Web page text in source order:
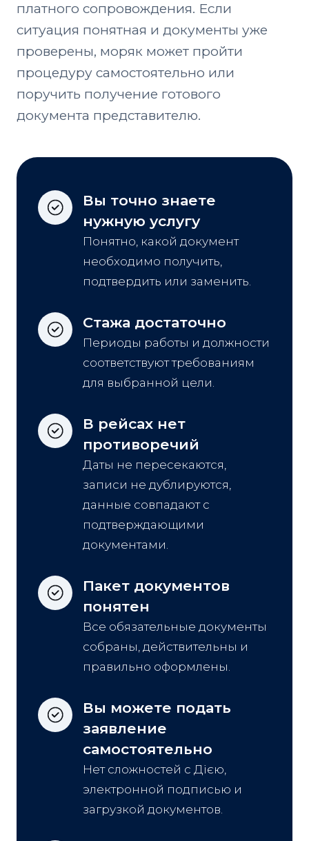
платного сопровождения. Если
ситуация понятная и документы уже
проверены, моряк может пройти
процедуру самостоятельно или
поручить получение готового
документа представителю.
Вы точно знаете
нужную услугу
Понятно, какой документ
необходимо получить,
подтвердить или заменить.
Стажа достаточно
Периоды работы и должности
соответствуют требованиям
для выбранной цели.
В рейсах нет
противоречий
Даты не пересекаются,
записи не дублируются,
данные совпадают с
подтверждающими
документами.
Пакет документов
понятен
Все обязательные документы
собраны, действительны и
правильно оформлены.
Вы можете подать
заявление
самостоятельно
Нет сложностей с Дією,
электронной подписью и
загрузкой документов.